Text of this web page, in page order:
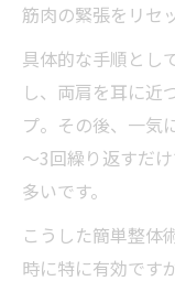
筋肉の緊張をリセ
具体的な手順とし
し、両肩を耳に近
プ。その後、一気
～3回繰り返すだ
多いです。
こうした簡単整体
時に特に有効です